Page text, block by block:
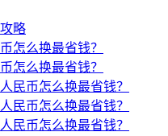
略
怎么换最省钱？
怎么换最省钱？
民币怎么换最省钱？
民币怎么换最省钱？
民币怎么换最省钱？